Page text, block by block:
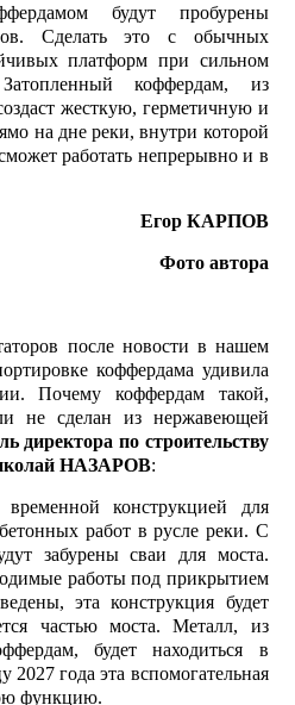
будут пробурены
Сделать это с обычных
платформ при сильном
коффердам, из
жесткую, герметичную и
на дне реки, внутри которой
работать непрерывно и в
Егор КАРПОВ
Фото автора
после новости в нашем
коффердама удивила
Почему коффердам такой,
не сделан из нержавеющей
директора по строительству
НАЗАРОВ:
конструкцией для
работ в русле реки. С
забурены сваи для моста.
работы под прикрытием
эта конструкция будет
частью моста. Металл, из
будет находиться в
2027 года эта вспомогательная
функцию.